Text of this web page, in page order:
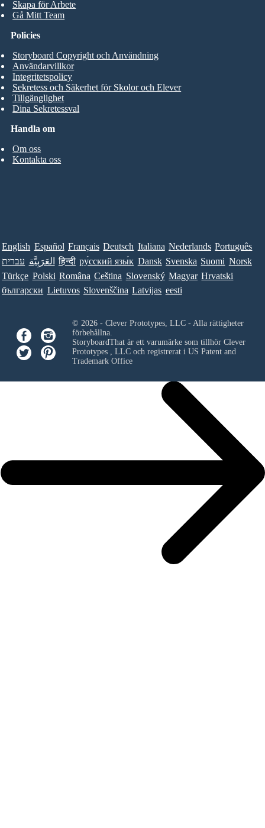
Skapa för Arbete
Gå Mitt Team
Handla om
Om oss
Kontakta oss
Policies
Storyboard Copyright och Användning
Användarvillkor
Integritetspolicy
Sekretess och Säkerhet för Skolor och Elever
Tillgänglighet
Dina Sekretessval
English Español Français Deutsch Italiana Nederlands Português
עברית العَرَبِيَّة हिन्दी ру́сский язы́к Dansk Svenska Suomi Norsk
Türkçe Polski Româna Ceština Slovenský Magyar Hrvatski
български Lietuvos Slovenščina Latvijas eesti
© 2026 - Clever Prototypes, LLC - Alla rättigheter
förbehållna.
StoryboardThat är ett varumärke som tillhör Clever
Prototypes , LLCoch registrerat i US Patent and
Trademark Office